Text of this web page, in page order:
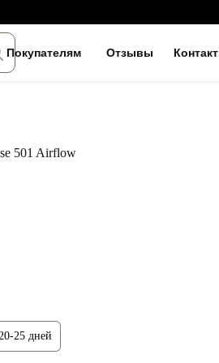
Покупателям Отзывы
501 Airflow
25 дней